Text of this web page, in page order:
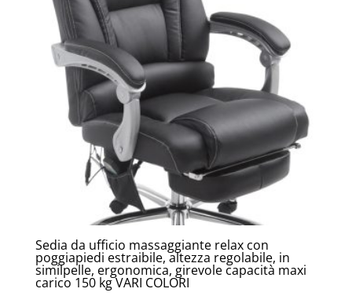
Sedia da ufficio massaggiante relax con
poggiapiedi estraibile, altezza regolabile, in
similpelle, ergonomica, girevole capacità maxi
carico 150 kg VARI COLORI